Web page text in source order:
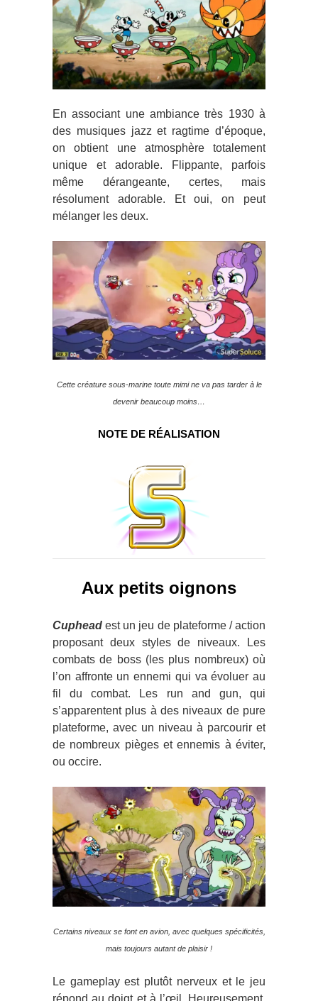
En associant une ambiance très 1930 à
des musiques jazz et ragtime d’époque,
on obtient une atmosphère totalement
unique et adorable. Flippante, parfois
même dérangeante, certes, mais
résolument adorable. Et oui, on peut
mélanger les deux.
Cette créature sous-marine toute mimi ne va pas tarder à le
devenir beaucoup moins…
NOTE DE RÉALISATION
Aux petits oignons
Cuphead est un jeu de plateforme / action
proposant deux styles de niveaux. Les
combats de boss (les plus nombreux) où
l’on affronte un ennemi qui va évoluer au
fil du combat. Les run and gun, qui
s’apparentent plus à des niveaux de pure
plateforme, avec un niveau à parcourir et
de nombreux pièges et ennemis à éviter,
ou occire.
Certains niveaux se font en avion, avec quelques spécificités,
mais toujours autant de plaisir !
Le gameplay est plutôt nerveux et le jeu